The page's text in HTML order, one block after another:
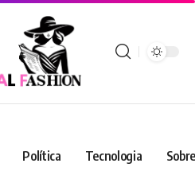
Política Tecnologia